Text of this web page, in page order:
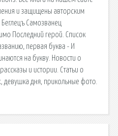
и защищены авторским
Самозванец
Последний герой. Список
первая буква - И
на букву. Новости о
и истории. Статьи о
девушка дня, прикольные фото.